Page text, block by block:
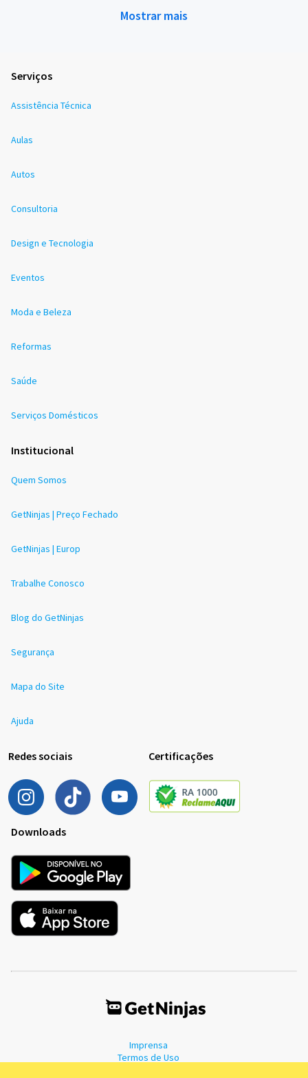
Mostrar mais
Serviços
Assistência Técnica
Aulas
Autos
Consultoria
Design e Tecnologia
Eventos
Moda e Beleza
Reformas
Saúde
Serviços Domésticos
Institucional
Quem Somos
GetNinjas | Preço Fechado
GetNinjas | Europ
Trabalhe Conosco
Blog do GetNinjas
Segurança
Mapa do Site
Ajuda
Redes sociais Certificações
Downloads
Imprensa
Termos de Uso